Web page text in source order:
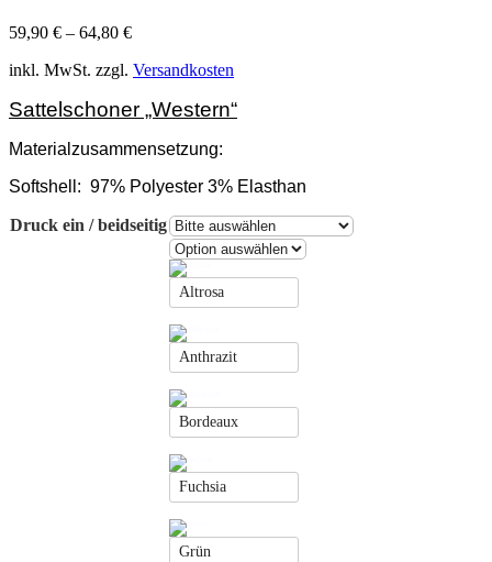
59,90 € – 64,80 €
inkl. MwSt. zzgl. Versandkosten
Sattelschoner „Western“
Materialzusammensetzung:
Softshell: 97% Polyester 3% Elasthan
Druck ein / beidseitig
Altrosa
Anthrazit
Bordeaux
Fuchsia
Grün